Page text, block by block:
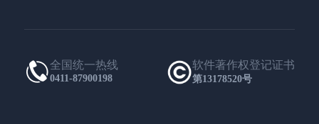
全国统一热线
0411-87900198
软件著作权登记证书
第13178520号